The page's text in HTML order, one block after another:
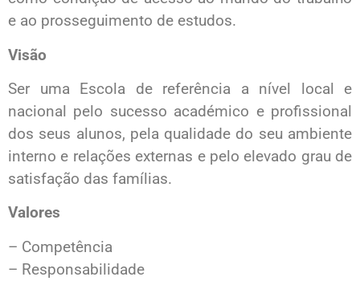
e ao prosseguimento de estudos.
Visão
Ser uma Escola de referência a nível local e
nacional pelo sucesso académico e profissional
dos seus alunos, pela qualidade do seu ambiente
interno e relações externas e pelo elevado grau de
satisfação das famílias.
Valores
– Competência
– Responsabilidade